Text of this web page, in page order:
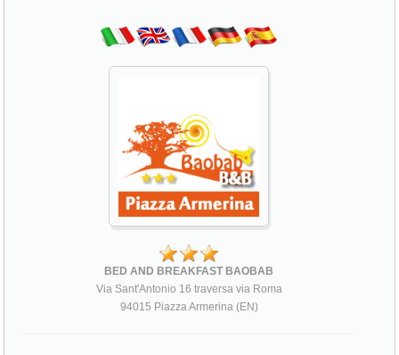
BED AND BREAKFAST BAOBAB
Via Sant'Antonio 16 traversa via Roma
94015 Piazza Armerina (EN)